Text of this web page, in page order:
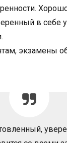
в себе
экзамены